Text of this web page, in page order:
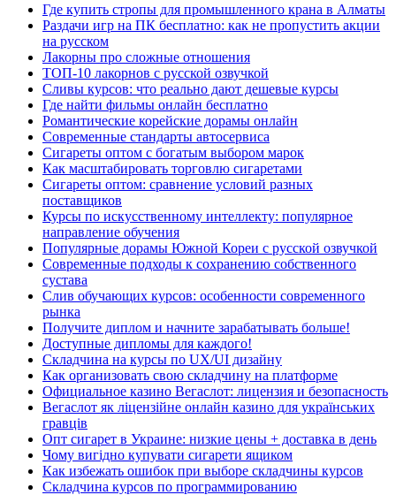
Где купить стропы для промышленного крана в Алматы
Раздачи игр на ПК бесплатно: как не пропустить акции
на русском
Лакорны про сложные отношения
ТОП-10 лакорнов с русской озвучкой
Сливы курсов: что реально дают дешевые курсы
Где найти фильмы онлайн бесплатно
Романтические корейские дорамы онлайн
Современные стандарты автосервиса
Сигареты оптом с богатым выбором марок
Как масштабировать торговлю сигаретами
Сигареты оптом: сравнение условий разных
поставщиков
Курсы по искусственному интеллекту: популярное
направление обучения
Популярные дорамы Южной Кореи с русской озвучкой
Современные подходы к сохранению собственного
сустава
Слив обучающих курсов: особенности современного
рынка
Получите диплом и начните зарабатывать больше!
Доступные дипломы для каждого!
Складчина на курсы по UX/UI дизайну
Как организовать свою складчину на платформе
Официальное казино Вегаслот: лицензия и безопасность
Вегаслот як ліцензійне онлайн казино для українських
гравців
Опт сигарет в Украине: низкие цены + доставка в день
Чому вигідно купувати сигарети ящиком
Как избежать ошибок при выборе складчины курсов
Складчина курсов по программированию